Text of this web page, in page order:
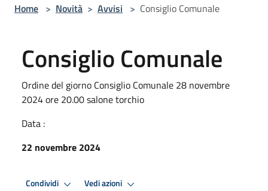
Home > Novità > Avvisi > Consiglio Comunale
Consiglio Comunale
Ordine del giorno Consiglio Comunale 28 novembre
2024 ore 20.00 salone torchio
Data :
22 novembre 2024
Condividi Vedi azioni